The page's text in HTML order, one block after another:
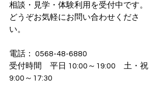
相談・見学・体験利用を受付中です。
どうぞお気軽にお問い合わせくださ
い。
電話： 0568-48-6880
受付時間　平日 10:00～19:00　土・祝
9:00～17:30